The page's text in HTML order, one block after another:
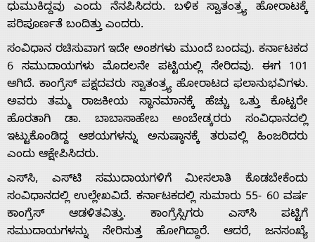
ಧುಮುಕಿದ್ದವು ಎಂದು ನೆನಪಿಸಿದರು. ಬಳಿಕ ಸ್ವಾತಂತ್ರ್ಯ ಹೋರಾಟಕ್ಕೆ
ಪರಿಪೂರ್ಣತೆ ಬಂದಿತ್ತು ಎಂದರು.
ಸಂವಿಧಾನ ರಚಿಸುವಾಗ ಇದೇ ಅಂಶಗಳು ಮುಂದೆ ಬಂದವು. ಕರ್ನಾಟಕದ
6 ಸಮುದಾಯಗಳು ಮೊದಲನೇ ಪಟ್ಟಿಯಲ್ಲಿ ಸೇರಿದವು. ಈಗ 101
ಆಗಿದೆ. ಕಾಂಗ್ರೆಸ್ ಪಕ್ಷದವರು ಸ್ವಾತಂತ್ರ್ಯ ಹೋರಾಟದ ಫಲಾನುಭವಿಗಳು.
ಅವರು ತಮ್ಮ ರಾಜಕೀಯ ಸ್ಥಾನಮಾನಕ್ಕೆ ಹೆಚ್ಚು ಒತ್ತು ಕೊಟ್ಟರೇ
ಹೊರತಾಗಿ ಡಾ. ಬಾಬಾಸಾಹೇಬ ಅಂಬೇಡ್ಕರರು ಸಂವಿಧಾನದಲ್ಲಿ
ಇಟ್ಟುಕೊಂಡಿದ್ದ ಆಶಯಗಳನ್ನು ಅನುಷ್ಠಾನಕ್ಕೆ ತರುವಲ್ಲಿ ಹಿಂಜರಿದರು
ಎಂದು ಆಕ್ಷೇಪಿಸಿದರು.
ಎಸ್‍ಸಿ, ಎಸ್‍ಟಿ ಸಮುದಾಯಗಳಿಗೆ ಮೀಸಲಾತಿ ಕೊಡಬೇಕೆಂದು
ಸಂವಿಧಾನದಲ್ಲಿ ಉಲ್ಲೇಖವಿದೆ. ಕರ್ನಾಟಕದಲ್ಲಿ ಸುಮಾರು 55- 60 ವರ್ಷ
ಕಾಂಗ್ರೆಸ್ ಆಡಳಿತವಿತ್ತು. ಕಾಂಗ್ರೆಸ್ಸಿಗರು ಎಸ್‍ಸಿ ಪಟ್ಟಿಗೆ
ಸಮುದಾಯಗಳನ್ನು ಸೇರಿಸುತ್ತ ಹೋಗಿದ್ದಾರೆ. ಆದರೆ, ಜನಸಂಖ್ಯೆ